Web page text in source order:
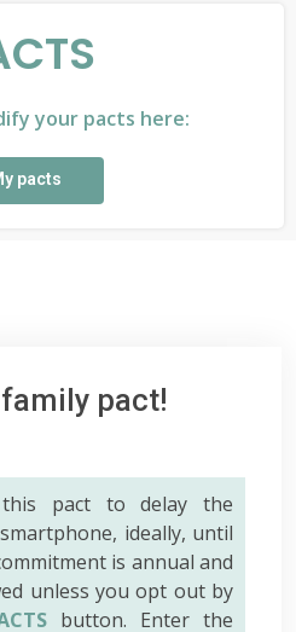
your pacts here:
pacts
pact!
pact to delay the
ideally, until
is annual and
unless you opt out by
button. Enter the